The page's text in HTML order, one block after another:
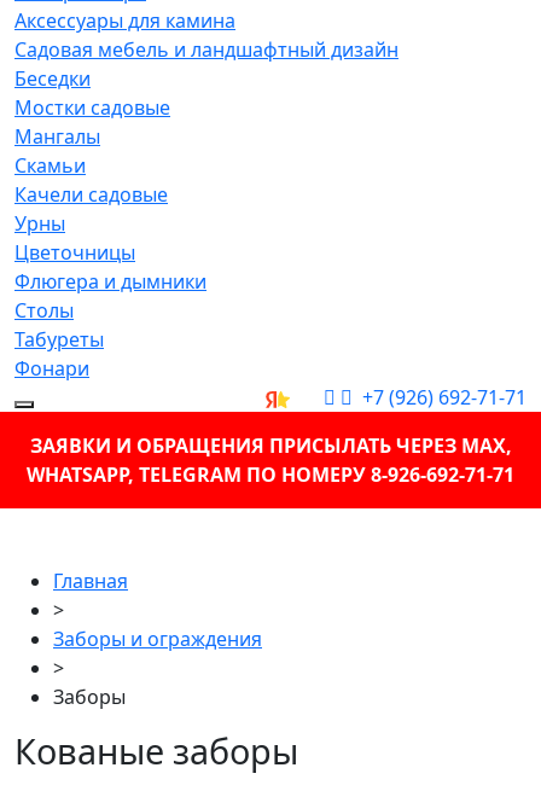
Аксессуары для камина
Садовая мебель и ландшафтный дизайн
Беседки
Мостки садовые
Мангалы
Скамьи
Качели садовые
Урны
Цветочницы
Флюгера и дымники
Столы
Табуреты
Фонари
+7 (926) 692-71-71
ЗАЯВКИ И ОБРАЩЕНИЯ ПРИСЫЛАТЬ ЧЕРЕЗ MAX,
WHATSAPP, TELEGRAM ПО НОМЕРУ 8-926-692-71-71
Главная
>
Заборы и ограждения
>
Заборы
Кованые заборы